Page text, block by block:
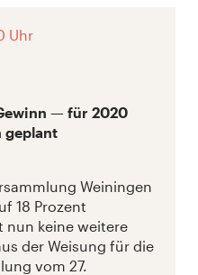
Uhr
— für 2020
geplant
Weiningen
18 Prozent
nun keine weitere
der Weisung für die
vom 27.